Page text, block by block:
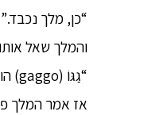
“כן, מלך נכבד.”
והמלך שאל
“גַגּוֹ (gaggo) הוא שמו של אבי, ומַנְטָאנִי (mantāṇī) הוא שמה של אמי, מלך נכבד.”
אז אמר המלך